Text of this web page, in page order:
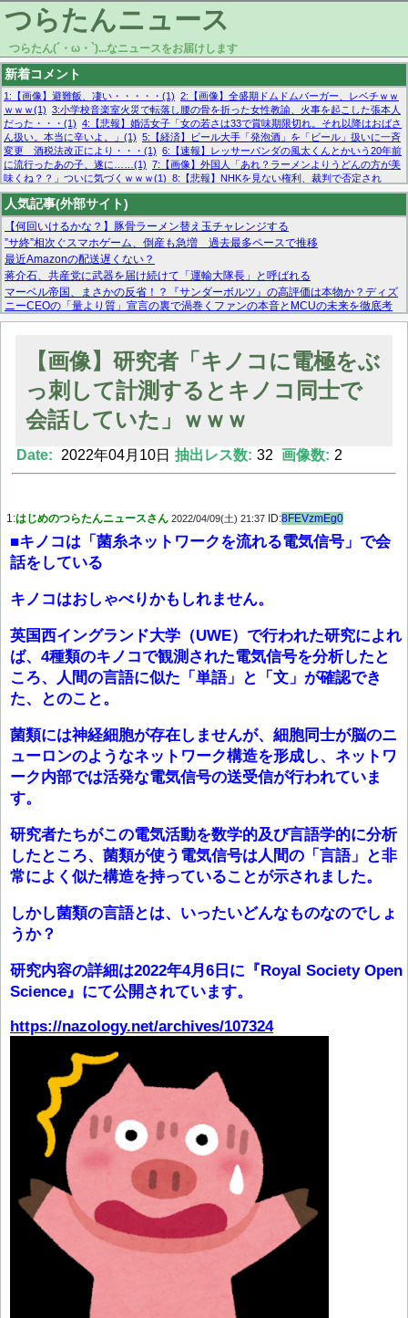
つらたんニュース
つらたん(´・ω・`)...なニュースをお届けします
新着コメント
1:【画像】避難飯、凄い・・・・・(1) 2:【画像】全盛期ドムドムバーガー、レベチｗｗ
ｗｗｗ(1) 3:小学校音楽室火災で転落し腰の骨を折った女性教諭、火事を起こした張本人
だった・・・(1) 4:【悲報】婚活女子「女の若さは33で賞味期限切れ。それ以降はおばさ
ん扱い。本当に辛いよ。」(1) 5:【経済】ビール大手「発泡酒」を「ビール」扱いに一斉
変更 酒税法改正により・・・(1) 6:【速報】レッサーパンダの風太くんとかいう20年前
に流行ったあの子、遂に……(1) 7:【画像】外国人「あれ？ラーメンよりうどんの方が美
味くね？？」ついに気づくｗｗｗ(1) 8:【悲報】NHKを見ない権利、裁判で否定され
る・・・(1) 9:欧州委員長「原発縮小は間違いでした」(1) 10:【悲報】日本企業の人手不
足、限界突破 52%「正社員も足りてません…」(1)
人気記事(外部サイト)
【何回いけるかな？】豚骨ラーメン替え玉チャレンジする
”サ終”相次ぐスマホゲーム、倒産も急増 過去最多ペースで推移
最近Amazonの配送遅くない？
蒋介石、共産党に武器を届け続けて「運輸大隊長」と呼ばれる
マーベル帝国、まさかの反省！？『サンダーボルツ』の高評価は本物か？ディズ
ニーCEOの「量より質」宣言の裏で渦巻くファンの本音とMCUの未来を徹底考
察！
【画像あり】FacebookとかTwitterで拾ったエロ画像貼ってくよ
Powered by livedoor 相互RSS
【画像】研究者「キノコに電極をぶ
っ刺して計測するとキノコ同士で
会話していた」ｗｗｗ
Date: 2022年04月10日 抽出レス数: 32 画像数: 2
1:はじめのつらたんニュースさん 2022/04/09(土) 21:37 ID:8FEVzmEg0
■キノコは「菌糸ネットワークを流れる電気信号」で会
話をしている
キノコはおしゃべりかもしれません。
英国西イングランド大学（UWE）で行われた研究によれ
ば、4種類のキノコで観測された電気信号を分析したと
ころ、人間の言語に似た「単語」と「文」が確認でき
た、とのこと。
菌類には神経細胞が存在しませんが、細胞同士が脳のニ
ューロンのようなネットワーク構造を形成し、ネットワ
ーク内部では活発な電気信号の送受信が行われていま
す。
研究者たちがこの電気活動を数学的及び言語学的に分析
したところ、菌類が使う電気信号は人間の「言語」と非
常によく似た構造を持っていることが示されました。
しかし菌類の言語とは、いったいどんなものなのでしょ
うか？
研究内容の詳細は2022年4月6日に『Royal Society Open
Science』にて公開されています。
https://nazology.net/archives/107324